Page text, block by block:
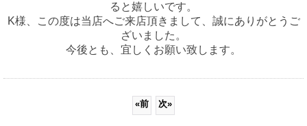
ると嬉しいです。
K様、この度は当店へご来店頂きまして、誠にありがとうご
ざいました。
今後とも、宜しくお願い致します。
«前 次»